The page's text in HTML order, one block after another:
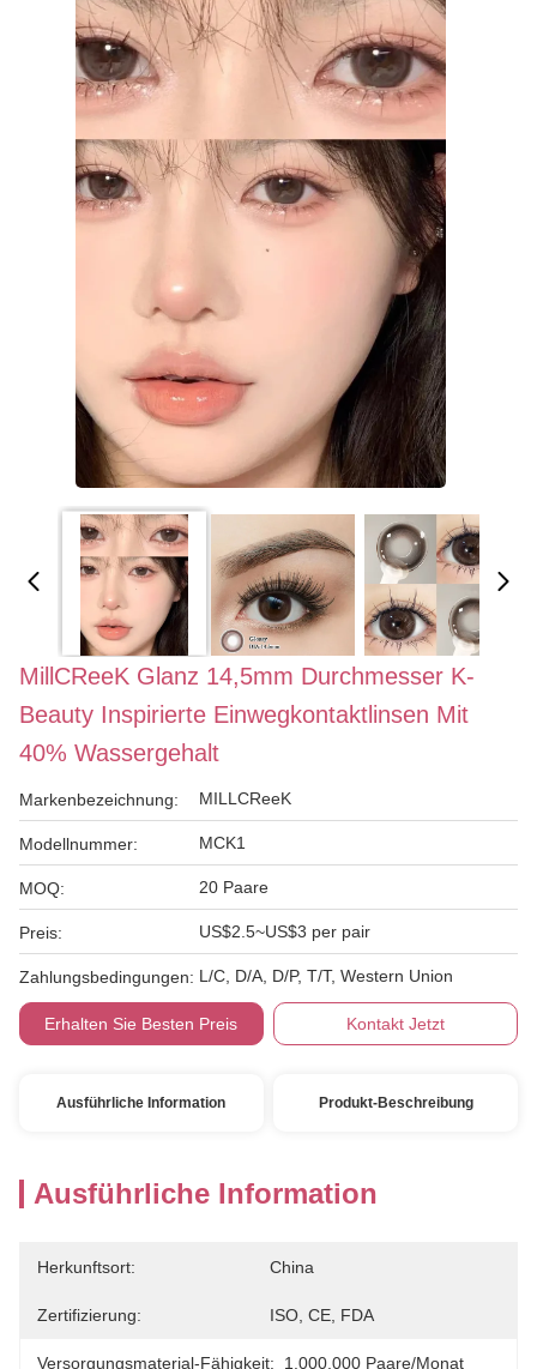
MillCReeK Glanz 14,5mm Durchmesser K-
Beauty Inspirierte Einwegkontaktlinsen Mit
40% Wassergehalt
Markenbezeichnung: MILLCReeK
Modellnummer: MCK1
MOQ: 20 Paare
Preis: US$2.5~US$3 per pair
Zahlungsbedingungen: L/C, D/A, D/P, T/T, Western Union
Erhalten Sie Besten Preis Kontakt Jetzt
Ausführliche Information Produkt-Beschreibung
Ausführliche Information
Herkunftsort: China
Zertifizierung: ISO, CE, FDA
Versorgungsmaterial-Fähigkeit: 1.000.000 Paare/Monat